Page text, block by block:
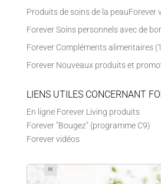
Produits de soins de la peauForever
Forever Soins personnels avec de
Forever Compléments alimentaires
Forever Nouveaux produits et
LIENS UTILES CONCERNANT
En ligne Forever Living produits
Forever "Bougez" (programme C9)
Forever vidéos